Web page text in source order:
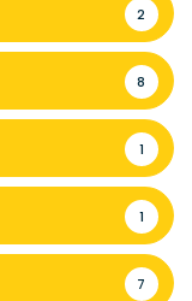
2
8
1
1
7